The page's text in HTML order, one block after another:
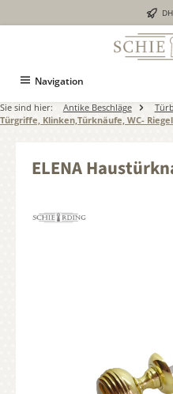
Navigation
Sie sind hier: Antike Beschläge
Türgriffe, Klinken,Türknäufe, WC-
ELENA